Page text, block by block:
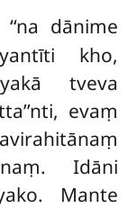
dānime
kho,
tveva
evaṃ
Idāni
Mante